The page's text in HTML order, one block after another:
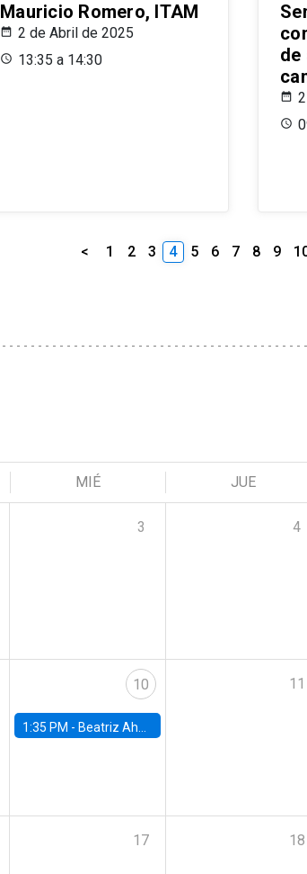
Mauricio Romero, ITAM
2 de Abril de 2025
13:35 a 14:30
de
< 1 2 3 4 5 6 7 8 9
MIÉ JUE
3 4
10
1:35 PM - Beatriz Ahumada, PhD candidate, Universidad de Pittsburgh
11
17 18